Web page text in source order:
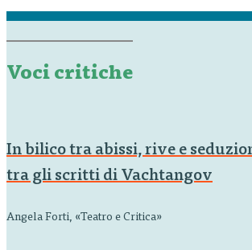
attivamente dello studio drammatico e
prime regie di…
Voci critiche
In bilico tra abissi, rive e
tra gli scritti di Vachtangov
Angela Forti, «Teatro e Critica»